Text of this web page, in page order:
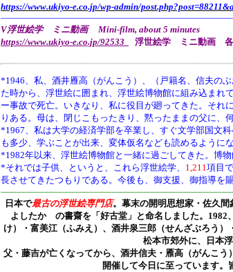
https://www.ukiyo-e.co.jp/wp-admin/
V浮世絵学 ミニ動画 Mini-film, about 5 minutes
https://www.ukiyo-e.co.jp/92533
浮世絵学 ミニ動画
*1946、 私、酒井雁高（がんこう）、（戸籍名、信夫の
た時から、浮世絵に囲まれ、浮世絵博物館に組み込まれ
ー事故で死亡。いきなり、私に役目が廻ってきた。それ
りある。母は、閉じこもったきり、黙ったままの父に、
*1967、私は大学の経済学部を卒業し、すぐ文学部国文
も多少、学ぶことが出来、変体仮名なども読めるように
*1982年以来、浮世絵博物館と一緒に過ごしてきた。博
*それでは子供、というと、これら浮世絵学、 1,211項目
長させてきたつもりである。今後も、御支援、御指導を
日本で最古の浮世絵専門店。幕末の開明思想家・ 佐久間
よしたか の書齋を「好古堂」と命名しました。 1982
け）・富美江（ふみえ）、酒井泉三郎（せんざぶろう
松本市郊外に、日本
父・藤吉が亡くなってから、酒井信夫・雁高（がんこ
開催して今日に至っています。